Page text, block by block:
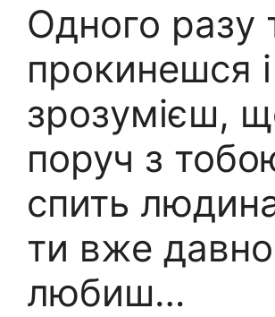
Одного разу
прокинешся і
зрозумієш,
поруч з
спить
ти вже
любиш…